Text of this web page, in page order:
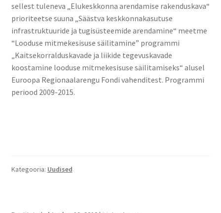
sellest tuleneva „Elukeskkonna arendamise rakenduskava“
prioriteetse suuna „Säästva keskkonnakasutuse
infrastruktuuride ja tugisüsteemide arendamine“ meetme
“Looduse mitmekesisuse säilitamine” programmi
„Kaitsekorralduskavade ja liikide tegevuskavade
koostamine looduse mitmekesisuse säilitamiseks“ alusel
Euroopa Regionaalarengu Fondi vahenditest. Programmi
periood 2009-2015.
Kategooria: Uudised